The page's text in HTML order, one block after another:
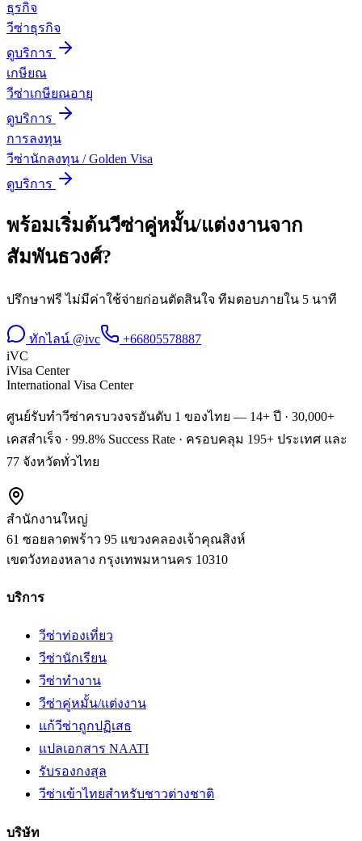
ธุรกิจ
วีซ่าธุรกิจ
ดูบริการ
เกษียณ
วีซ่าเกษียณอายุ
ดูบริการ
การลงทุน
วีซ่านักลงทุน / Golden Visa
ดูบริการ
พร้อมเริ่มต้นวีซ่าคู่หมั้น/แต่งงานจาก
สัมพันธวงศ์?
ปรึกษาฟรี ไม่มีค่าใช้จ่ายก่อนตัดสินใจ ทีมตอบภายใน 5 นาที
ทักไลน์ @ivc
+66805578887
iVC
iVisa Center
International Visa Center
ศูนย์รับทำวีซ่าครบวงจรอันดับ 1 ของไทย — 14+ ปี · 30,000+
เคสสำเร็จ · 99.8% Success Rate · ครอบคลุม 195+ ประเทศ และ
77 จังหวัดทั่วไทย
สำนักงานใหญ่
61 ซอยลาดพร้าว 95 แขวงคลองเจ้าคุณสิงห์
เขตวังทองหลาง กรุงเทพมหานคร 10310
บริการ
วีซ่าท่องเที่ยว
วีซ่านักเรียน
วีซ่าทำงาน
วีซ่าคู่หมั้น/แต่งงาน
แก้วีซ่าถูกปฏิเสธ
แปลเอกสาร NAATI
รับรองกงสุล
วีซ่าเข้าไทยสำหรับชาวต่างชาติ
บริษัท